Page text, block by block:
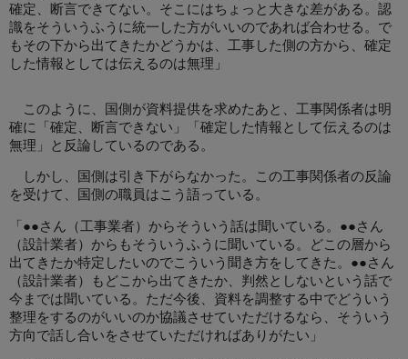
確定、断言できてない。そこにはちょっと大きな差がある。認
識をそういうふうに統一した方がいいのであれば合わせる。で
もその下から出てきたかどうかは、工事した側の方から、確定
した情報としては伝えるのは無理」
このように、国側が資料提供を求めたあと、工事関係者は明
確に「確定、断言できない」「確定した情報として伝えるのは
無理」と反論しているのである。
しかし、国側は引き下がらなかった。この工事関係者の反論
を受けて、国側の職員はこう語っている。
「●●さん（工事業者）からそういう話は聞いている。●●さん
（設計業者）からもそういうふうに聞いている。どこの層から
出てきたか特定したいのでこういう聞き方をしてきた。●●さん
（設計業者）もどこから出てきたか、判然としないという話で
今までは聞いている。ただ今後、資料を調整する中でどういう
整理をするのがいいのか協議させていただけるなら、そういう
方向で話し合いをさせていただければありがたい」